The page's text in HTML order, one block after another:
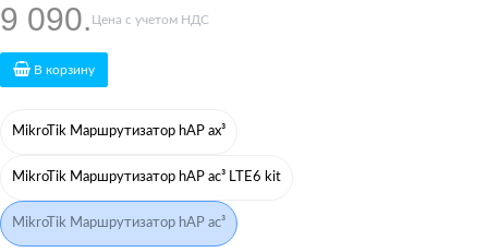
9 090. Цена с учетом НДС
В корзину
MikroTik Маршрутизатор hAP ax³
MikroTik Маршрутизатор hAP ac³ LTE6 kit
MikroTik Маршрутизатор hAP ac³